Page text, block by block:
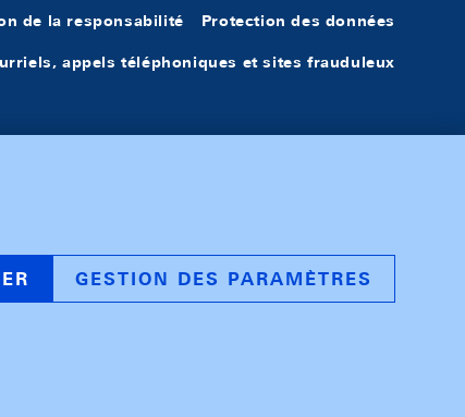
de la responsabilité Protection des données
appels téléphoniques et sites frauduleux
GESTION DES PARAMÈTRES